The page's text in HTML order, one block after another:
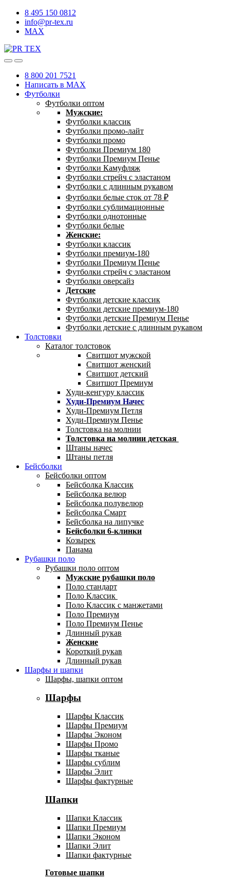
8 495 150 0812
info@pr-tex.ru
MAX
8 800 201 7521
Написать в MAX
Футболки
Футболки оптом
Мужские:
Футболки классик
Футболки промо-лайт
Футболки промо
Футболки Премиум 180
Футболки Премиум Пенье
Футболки Камуфляж
Футболки стрейч с эластаном
Футболки с длинным рукавом
Футболки белые сток от 78 ₽
Футболки сублимационные
Футболки однотонные
Футболки белые
Женские:
Футболки классик
Футболки премиум-180
Футболки Премиум Пенье
Футболки стрейч с эластаном
Футболки оверсайз
Детские
Футболки детские классик
Футболки детские премиум-180
Футболки детские Премиум Пенье
Футболки детские с длинным рукавом
Толстовки
Каталог толстовок
Свитшот мужской
Свитшот женский
Свитшот детский
Свитшот Премиум
Худи-кенгуру классик
Худи-Премиум Начес
Худи-Премиум Петля
Худи-Премиум Пенье
Толстовка на молнии
Толстовка на молнии детская
Штаны начес
Штаны петля
Бейсболки
Бейсболки оптом
Бейсболка Классик
Бейсболка велюр
Бейсболка полувелюр
Бейсболка Смарт
Бейсболка на липучке
Бейсболки 6-клинки
Козырек
Панама
Рубашки поло
Рубашки поло оптом
Мужские рубашки поло
Поло стандарт
Поло Классик
Поло Классик с манжетами
Поло Премиум
Поло Премиум Пенье
Длинный рукав
Женские
Короткий рукав
Длинный рукав
Шарфы и шапки
Шарфы, шапки оптом
Шарфы
Шарфы Классик
Шарфы Премиум
Шарфы Эконом
Шарфы Промо
Шарфы тканые
Шарфы сублим
Шарфы Элит
Шарфы фактурные
Шапки
Шапки Классик
Шапки Премиум
Шапки Эконом
Шапки Элит
Шапки фактурные
Готовые шапки